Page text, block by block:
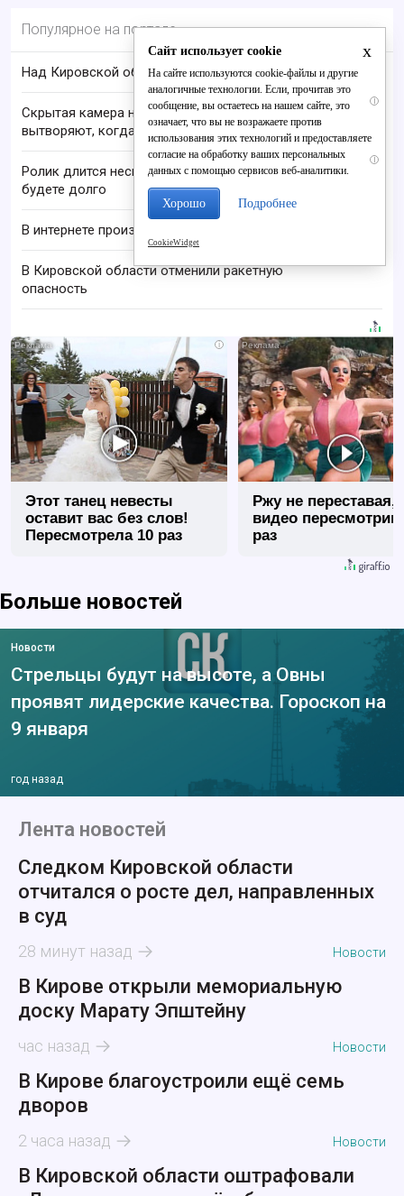
Популярное на портале
Над Кировской областью сбили БПЛА
i
Скрытая камера на пляже Крыма: Что люди
вытворяют, когда их не видят...
i
Ролик длится несколько секунд, а смеяться вы
будете долго
В интернете произошёл масштабный сбой
В Кировской области отменили ракетную
опасность
i
Этот танец невесты
оставит вас без слов!
Пересмотрела 10 раз
Ржу не переставая,
видео
раз
Больше новостей
Новости
Стрельцы будут на высоте, а Овны
проявят лидерские качества. Гороскоп на
9 января
год назад
Лента новостей
Следком Кировской области
отчитался о росте дел, направленных
в суд
28 минут назад Новости
В Кирове открыли мемориальную
доску Марату Эпштейну
час назад Новости
В Кирове благоустроили ещё семь
дворов
2 часа назад Новости
В Кировской области оштрафовали
x
Сайт использует cookie
На сайте используются cookie-файлы и другие
аналогичные технологии. Если, прочитав это
сообщение, вы остаетесь на нашем сайте, это
означает, что вы не возражаете против
использования этих технологий и предоставляете
согласие на обработку ваших персональных
данных с помощью сервисов веб-аналитики.
Хорошо Подробнее
CookieWidget